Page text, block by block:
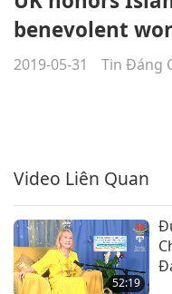
benevolent
2019-05-31 Tin Đáng
Video Liên Quan
52:19